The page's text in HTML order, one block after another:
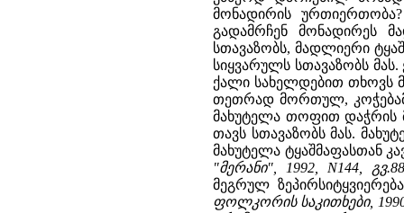
მონადირის
გადამრჩენ მონადირეს
სთავაზობს, მადლიერი
სიყვარულს სთავაზობს
ქალი სახელდებით თხოვს
თეთრად მორთულ,
მახუტელა თოფით დაჭრის
თავს სთავაზობს მას.
მახუტელა ტყაშმაფასთან
"მერანი", 1992, N144,
მეგრულ
ფოლკორის საკითხები,